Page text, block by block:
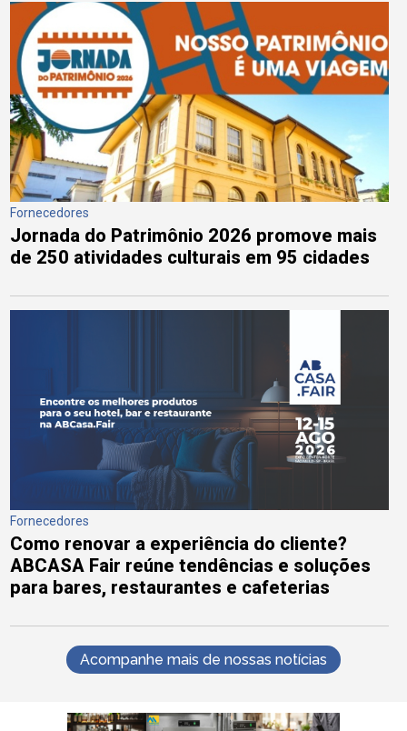
Fornecedores
Jornada do Patrimônio 2026 promove mais
de 250 atividades culturais em 95 cidades
Fornecedores
Como renovar a experiência do cliente?
ABCASA Fair reúne tendências e soluções
para bares, restaurantes e cafeterias
Acompanhe mais de nossas notícias